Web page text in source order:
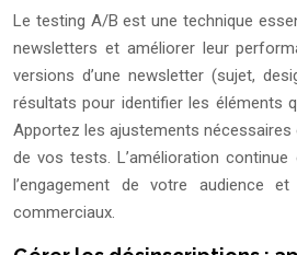
Le testing A/B est une technique
newsletters et améliorer leur
versions d’une newsletter (sujet,
résultats pour identifier les éléments
Apportez les ajustements
de vos tests. L’amélioration
l’engagement de votre audience
commerciaux.